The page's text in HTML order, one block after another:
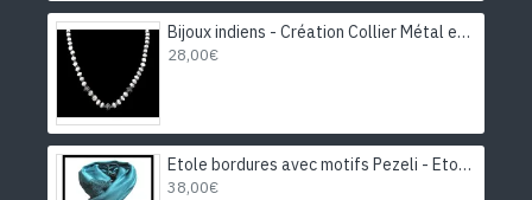
Bijoux indiens - Création Collier Métal et Pierre de Lune
28,00€
Etole bordures avec motifs Pezeli - Etole indienne
38,00€